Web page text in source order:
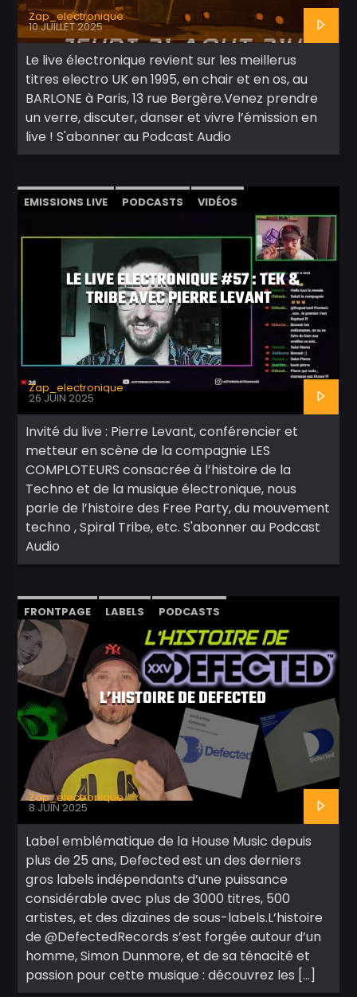
Zap_electronique
10 JUILLET 2025
Le live électronique revient sur les meillerus
titres electro UK en 1995, en chair et en os, au
BARLONE à Paris, 13 rue Bergère.Venez prendre
un verre, discuter, danser et vivre l’émission en
live ! S'abonner au Podcast Audio
EMISSIONS LIVE PODCASTS VIDÉOS
LE LIVE ELECTRONIQUE #57 : TEK &
TRIBE AVEC PIERRE LEVANT
Zap_electronique
26 JUIN 2025
Invité du live : Pierre Levant, conférencier et
metteur en scène de la compagnie LES
COMPLOTEURS consacrée à l’histoire de la
Techno et de la musique électronique, nous
parle de l’histoire des Free Party, du mouvement
techno , Spiral Tribe, etc. S'abonner au Podcast
Audio
FRONTPAGE LABELS
PODCASTS
VIDÉOS
L’HISTOIRE DE DEFECTED
Zap_electronique
8 JUIN 2025
Label emblématique de la House Music depuis
plus de 25 ans, Defected est un des derniers
gros labels indépendants d’une puissance
considérable avec plus de 3000 titres, 500
artistes, et des dizaines de sous-labels.L’histoire
de @DefectedRecords s’est forgée autour d’un
homme, Simon Dunmore, et de sa ténacité et
passion pour cette musique : découvrez les […]